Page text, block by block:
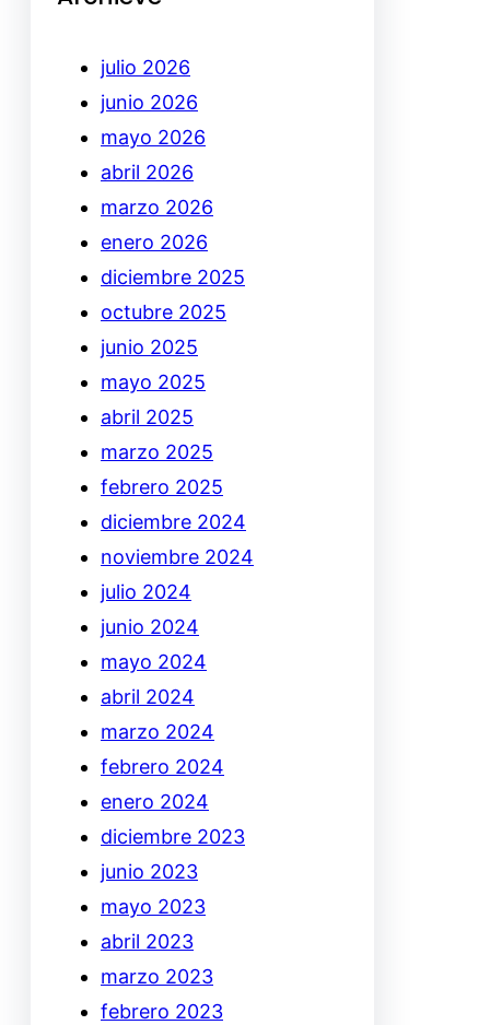
julio 2026
junio 2026
mayo 2026
abril 2026
marzo 2026
enero 2026
diciembre 2025
octubre 2025
junio 2025
mayo 2025
abril 2025
marzo 2025
febrero 2025
diciembre 2024
noviembre 2024
julio 2024
junio 2024
mayo 2024
abril 2024
marzo 2024
febrero 2024
enero 2024
diciembre 2023
junio 2023
mayo 2023
abril 2023
marzo 2023
febrero 2023